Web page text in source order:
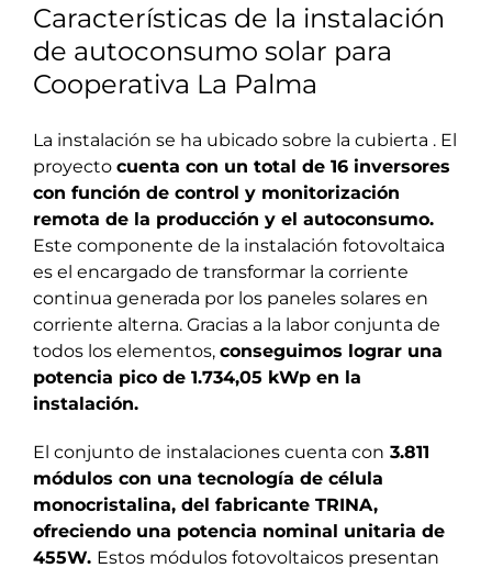
Características de la instalación
de autoconsumo solar para
Cooperativa La Palma
La instalación se ha ubicado sobre la cubierta . El
proyecto cuenta con un total de 16 inversores
con función de control y monitorización
remota de la producción y el autoconsumo.
Este componente de la instalación fotovoltaica
es el encargado de transformar la corriente
continua generada por los paneles solares en
corriente alterna. Gracias a la labor conjunta de
todos los elementos, conseguimos lograr una
potencia pico de 1.734,05 kWp en la
instalación.
El conjunto de instalaciones cuenta con 3.811
módulos con una tecnología de célula
monocristalina, del fabricante TRINA,
ofreciendo una potencia nominal unitaria de
455W. Estos módulos fotovoltaicos presentan